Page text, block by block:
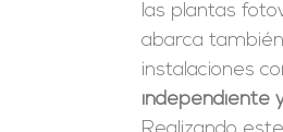
las plantas
abarca
instalaciones
independiente